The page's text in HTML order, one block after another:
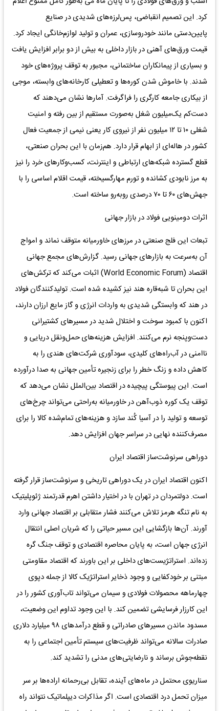
کرد. این تصمیم انقباضی، پس‌لرزه‌های شدیدی در صنایع
پایین‌دستی مانند خودروسازی، عمران و تولید لوازم‌خانگی ایجاد کرد.
قیمت ورق‌های آهنی در بازار داخلی به بیش از دو برابر افزایش یافت
و بسیاری از پیمانکاران ساختمانی، مجبور به توقف پروژه‌های خود
شدند. با خاموش شدن کوره‌ها و تعطیلی کارخانه‌های وابسته، موجی
از بیکاری جامعه کارگری را فراگرفت. آمارها نشان می‌دهند که
دست‌کم یک‌میلیون شغل به‌صورت مستقیم از بین رفته و امنیت
شغلی ۱۰ تا ۱۲ میلیون نفر از نیروی کار یعنی نیمی از جمعیت فعال
کشور در هاله‌ای از ابهام قرار دارد. هم‌زمان با این بحران صنعتی،
قطع گسترده شبکه‌های ارتباطی و اینترنت، کسب‌وکارهای خرد را نیز
به مرز نابودی کشانده و تورم مهارگسیخته، قیمت اقلام اساسی را با
جهش‌های ۶۰ تا ۷۰ درصدی روبه‌رو ساخته است.
اثرات دومینویی فولاد در بازار جهانی
تبعات این فلج صنعتی در مرزهای خاورمیانه متوقف نماند و امواج
آن به‌سرعت به بازارهای جهانی رسید. گزارش‌های مجمع جهانی
اقتصاد (World Economic Forum) اثبات می‌کند که ترکش‌های
این بحران تا شبه‌قاره هند نیز کشیده شده است. تولیدکنندگان فولاد
در هند که وابستگی شدیدی به واردات انرژی و گاز مایع ارزان دارند،
اکنون با کمبود سوخت و اختلال شدید در مسیرهای کشتیرانی
دست‌وپنجه نرم می‌کنند. افزایش هزینه‌های حمل‌ونقل دریایی و
ناامنی در آب‌راه‌های کلیدی، سودآوری شرکت‌های هندی را به
کاهش داده و زنگ خطر را برای زنجیره تأمین جهانی به صدا درآورده
است. این پیوستگی پیچیده در اقتصاد بین‌الملل نشان می‌دهد که
توقف یک کوره ذوب‌آهن در خاورمیانه به‌راحتی می‌تواند چرخ‌های
توسعه و تولید را در آسیا کُند سازد و هزینه‌های تمام‌شده کالا را برای
مصرف‌کننده نهایی در سراسر جهان افزایش دهد.
دوراهی سرنوشت‌ساز اقتصاد ایران
اکنون اقتصاد ایران در یک دوراهی تاریخی و سرنوشت‌ساز قرار گرفته
است. دولتمردان در تهران با در اختیار داشتن اهرم قدرتمند ژئوپلیتیک
به نام تنگه هرمز تلاش می‌کنند فشار متقابلی بر اقتصاد جهانی وارد
آورند. آن‌ها بازگشایی این مسیر حیاتی را که شریان اصلی انتقال
انرژی جهان است، به پایان محاصره اقتصادی و توقف جنگ گره
زده‌اند. استراتژیست‌های داخلی بر این باورند که اقتصاد مقاومتی
مبتنی بر خودکفایی و وجود ذخایر استراتژیک کالا از جمله دپوی
چهارماهه محصولات فولادی و سیمان می‌تواند تاب‌آوری کشور را در
این کارزار فرسایشی تضمین کند. با این وجود تداوم این وضعیت،
مسدود ماندن مسیرهای صادراتی و قطع درآمدهای ۹۸ میلیارد دلاری
صادرات سالانه می‌تواند ظرفیت‌های سیستم تأمین اجتماعی را به
نقطه‌جوش برساند و نارضایتی‌های مدنی را تشدید کند.
سناریوی محتمل در ماه‌های آینده، تقابل بی‌رحمانه اراده‌ها بر سر
میزان تحمل درد اقتصادی است. اگر مذاکرات دیپلماتیک نتواند راه